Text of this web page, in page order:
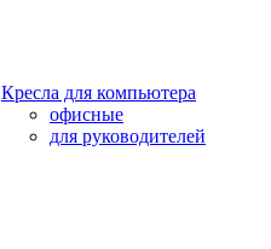
Кресла для компьютера
офисные
для руководителей